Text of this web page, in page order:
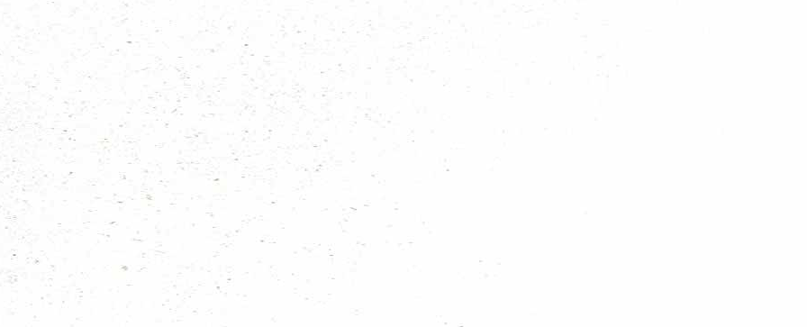
Komende evenementen
za okt 10, 2026
Beveruitje Bounce Valley
Bekijk volledige kalender